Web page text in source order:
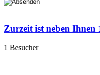
Zurzeit ist neben Ihnen
1 Besucher